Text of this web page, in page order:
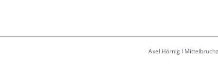
Axel Hörnig I